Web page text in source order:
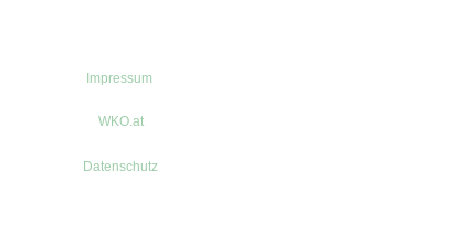
Impressum
WKO.at
Datenschutz